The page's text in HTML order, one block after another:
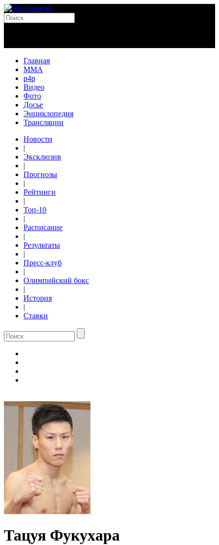
Главная
MMA
p4p
Видео
Фото
Досье
Энциклопедия
Трансляции
Новости
|
Эксклюзив
|
Прогнозы
|
Рейтинги
|
Топ-10
|
Расписание
|
Результаты
|
Пресс-клуб
|
Олимпийский бокс
|
История
|
Ставки
Тацуя Фукухара